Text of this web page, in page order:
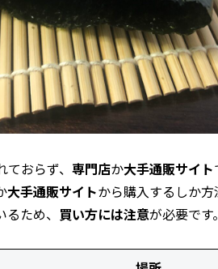
おらず、 専門店か大手通販サイト
大手通販サイトから購入するしか方
ため、 買い方には注意が必要です。